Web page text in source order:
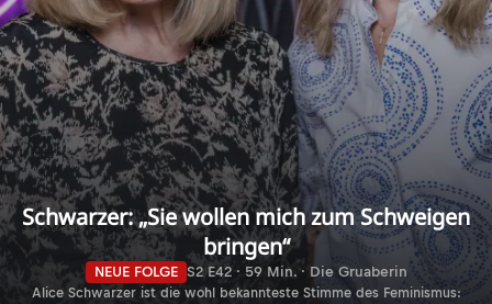
Schwarzer: „Sie wollen mich zum Schweigen
bringen“
NEUE FOLGE S2 E42 · 59 Min. · Die Gruaberin
Alice Schwarzer ist die wohl bekannteste Stimme des Feminismus: